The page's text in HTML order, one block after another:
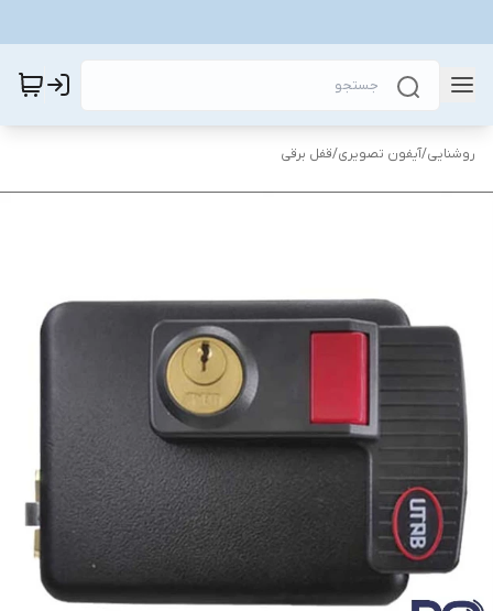
روشنایی/آیفون تصویری/قفل برقی